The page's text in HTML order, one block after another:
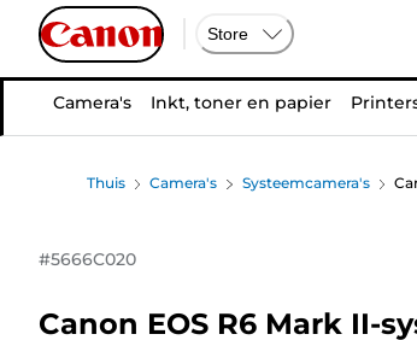
Store
Camera's Inkt, toner en papier
Thuis Camera's Systeemcamera's
#5666C020
Canon EOS R6 Mark II-